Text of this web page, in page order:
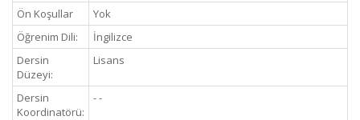
Ön Koşullar
Yok
Öğrenim Dili:
İngilizce
Dersin
Düzeyi:
Lisans
Dersin
Koordinatörü:
- -